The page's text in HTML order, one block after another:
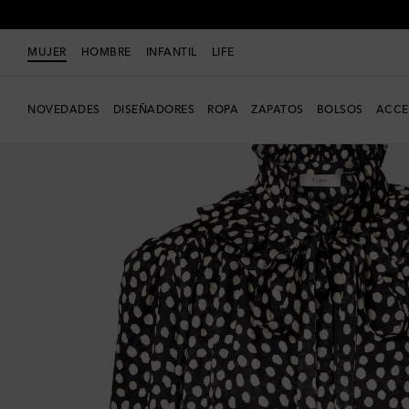
MUJER HOMBRE INFANTIL LIFE
NOVEDADES DISEÑADORES ROPA ZAPATOS BOLSOS